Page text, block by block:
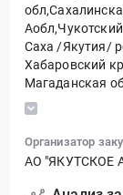
Саха /Якутия/
Хабаровский
Магаданская
Забайкальский
Чукотский
Организатор
АО "ЯКУТСКОЕ